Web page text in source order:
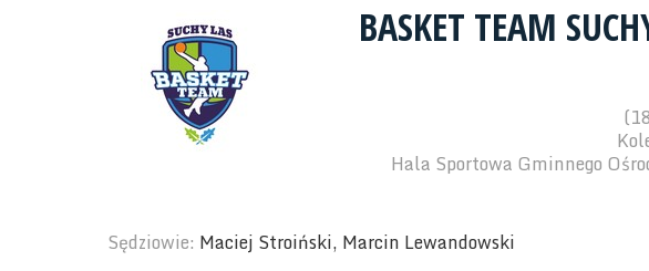
BASKET TEAM
Hala Sportowa Gminnego
Sędziowie: Maciej Stroiński, Marcin Lewandowski